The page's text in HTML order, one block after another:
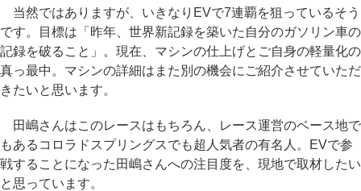
当然ではありますが、いきなりEVで7連覇を狙っているそう
です。目標は「昨年、世界新記録を築いた自分のガソリン車の
記録を破ること」。現在、マシンの仕上げとご自身の軽量化の
真っ最中。マシンの詳細はまた別の機会にご紹介させていただ
きたいと思います。
田嶋さんはこのレースはもちろん、レース運営のベース地で
もあるコロラドスプリングスでも超人気者の有名人。EVで参
戦することになった田嶋さんへの注目度を、現地で取材したい
と思っています。